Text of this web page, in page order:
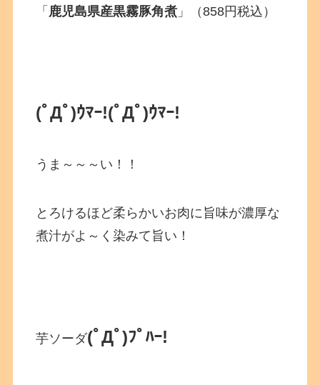
「 鹿児島県産黒霧豚角煮 」（858円税込）
(ﾟДﾟ)ｳﾏｰ!(ﾟДﾟ)ｳﾏｰ!
うま～～～い！！
とろけるほど柔らかいお肉に旨味が濃厚な
煮汁がよ～く染みて旨い！
芋ソーダ(ﾟДﾟ)ﾌﾟﾊｰ!